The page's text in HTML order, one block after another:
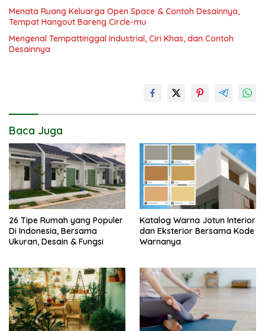
Menata Ruang Keluarga Open Space & Contoh Desainnya,
Tempat Hangout Bareng Circle-mu
Mengenal Tempattinggal Industrial, Ciri Khas, dan Contoh
Desainnya
Baca Juga
26 Tipe Rumah yang Populer
Di Indonesia, Bersama
Ukuran, Desain & Fungsi
Katalog Warna Jotun Interior
dan Eksterior Bersama Kode
Warnanya